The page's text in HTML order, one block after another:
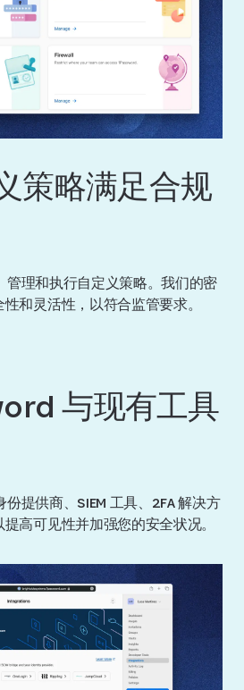
策略满足合规
管理和执行自定义策略。我们的密
和灵活性，以符合监管要求。
与现有工具
份提供商、SIEM 工具、2FA 解决方
高可见性并加强您的安全状况。